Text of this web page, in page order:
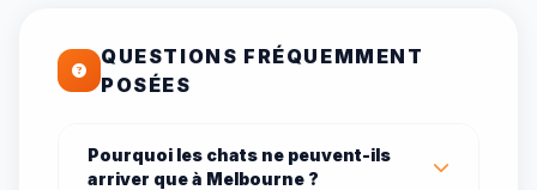
QUESTIONS FRÉQUEMMENT
POSÉES
Pourquoi les chats ne peuvent-ils
arriver que à Melbourne ?